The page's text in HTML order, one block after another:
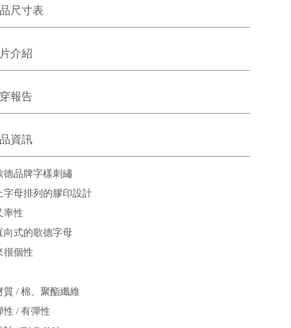
尺寸表
介紹
報告
資訊
德品牌字樣刺繡
字母排列的膠印設計
率性
向式的歌德字母
很個性
質 / 棉、聚酯纖維
性 / 有彈性